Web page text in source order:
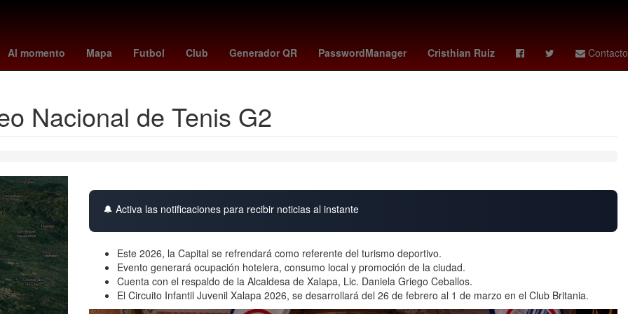
Al momento Mapa Futbol Club Generador QR PasswordManager Cristhian Ruiz Contacto
de Zaragoza Nueva York 27 de marzo Accidente San Lázaro pumas vs cruz azul Denuncia Cadáver
Nacional de Tenis G2
🔔 Activa las notificaciones para recibir noticias al instante
Este 2026, la Capital se refrendará como referente del turismo deportivo.
Evento generará ocupación hotelera, consumo local y promoción de la ciudad.
Cuenta con el respaldo de la Alcaldesa de Xalapa, Lic. Daniela Griego Ceballos.
El Circuito Infantil Juvenil Xalapa 2026, se desarrollará del 26 de febrero al 1 de marzo en el Club Britania.